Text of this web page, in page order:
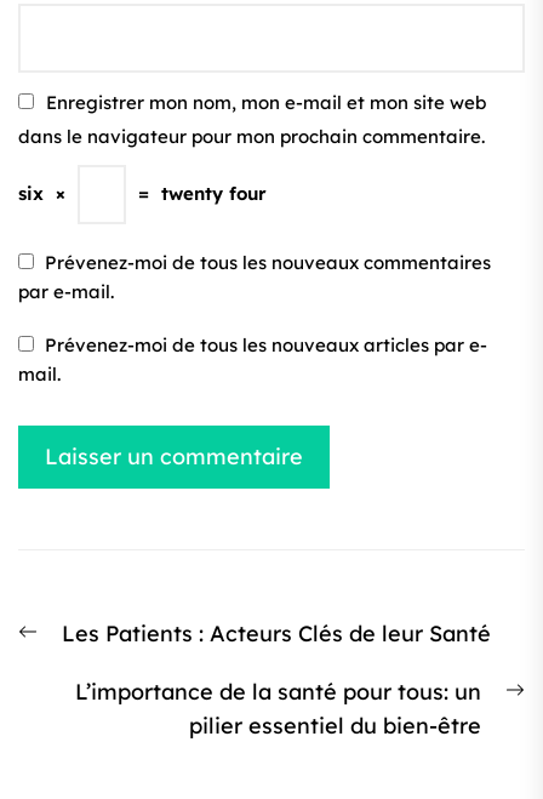
Enregistrer mon nom, mon e-mail et mon site web
dans le navigateur pour mon prochain commentaire.
six × = twenty four
Prévenez-moi de tous les nouveaux commentaires
par e-mail.
Prévenez-moi de tous les nouveaux articles par e-
mail.
de
l’article
ArticleLes Patients : Acteurs Clés de leur Santé
L’importance de la santé pour tous: un
pilier essentiel du bien-être